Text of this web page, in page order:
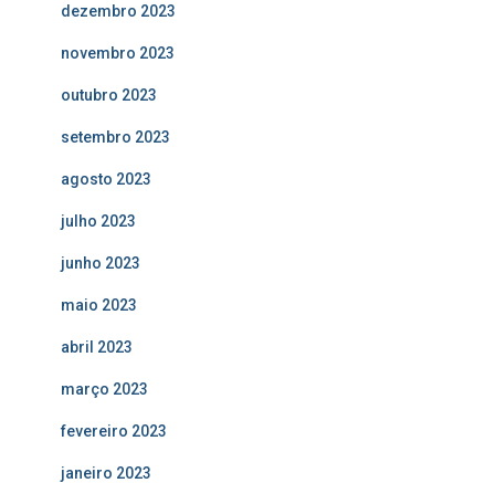
dezembro 2023
novembro 2023
outubro 2023
setembro 2023
agosto 2023
julho 2023
junho 2023
maio 2023
abril 2023
março 2023
fevereiro 2023
janeiro 2023